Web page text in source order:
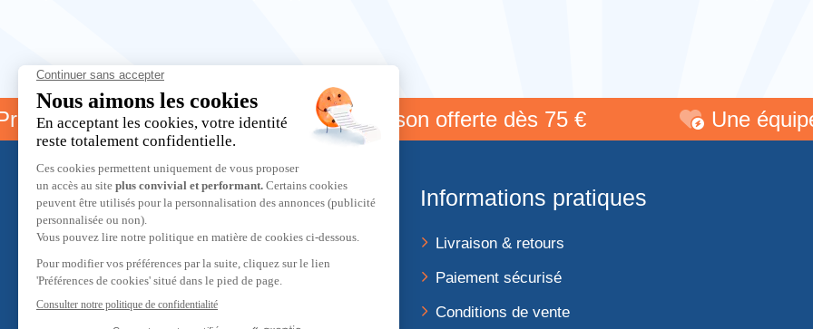
parrainage Livraison offerte dès 75 € Une équipe
À propos
L'équipe Hobby Max
Programme de fidélité
Programme de parrainage
Informations pratiques
Livraison & retours
Paiement sécurisé
Conditions de vente